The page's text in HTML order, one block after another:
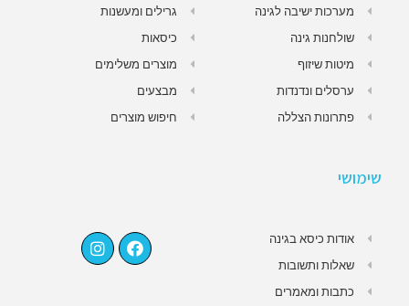
מערכות ישיבה לגינה
שולחנות גינה
מיטות שיזוף
ערסלים ונדנדות
פתרונות הצללה
גרילים ומעשנות
כיסאות
מוצרים משלימים
מבצעים
חיפוש מוצרים
שימושי
אודות כיסא בגינה
שאלות ותשובות
כתבות ומאמרים